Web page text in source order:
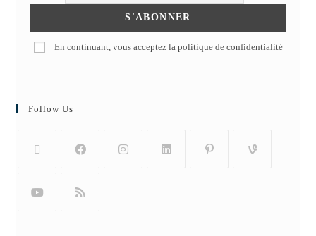
En continuant, vous acceptez la politique de confidentialité
Follow Us